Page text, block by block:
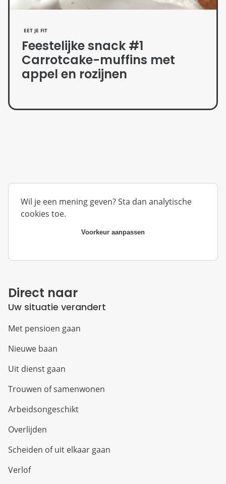
EET JE FIT
Feestelijke snack #1
Carrotcake-muffins met
appel en rozijnen
Wil je een mening geven? Sta dan analytische
cookies toe.
Voorkeur aanpassen
Direct naar
Uw situatie verandert
Met pensioen gaan
Nieuwe baan
Uit dienst gaan
Trouwen of samenwonen
Arbeidsongeschikt
Overlijden
Scheiden of uit elkaar gaan
Verlof